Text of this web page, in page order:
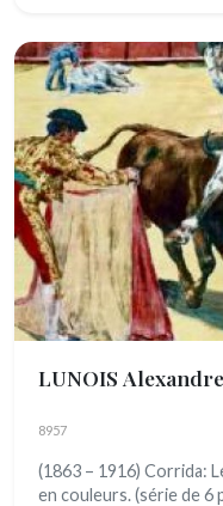
LUNOIS Alexandre
8957
(1863 – 1916) Corrida:
en couleurs. (série de 6